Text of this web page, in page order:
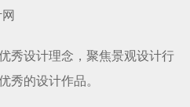
秀设计理念，聚焦景观设计行
秀的设计作品。